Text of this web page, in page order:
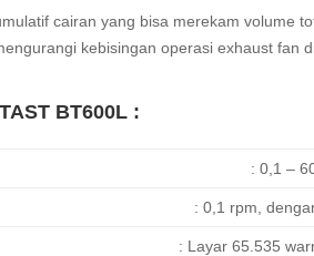
cairan yang bisa merekam volume
kebisingan operasi exhaust fan
BT600L :
: 0,1 –
: 0,1 rpm,
: Layar 65.535